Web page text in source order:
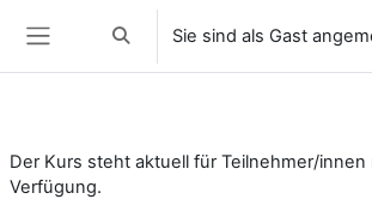
Website-Übersicht
Sucheingabe umschalten
Sie sind als Gast
Der Kurs steht aktuell für Teilnehmer/innen
Verfügung.